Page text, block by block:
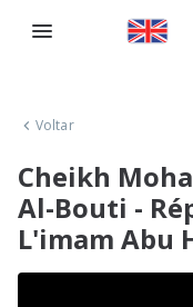
Voltar
Cheikh
Al-Bouti -
L'imam Abu